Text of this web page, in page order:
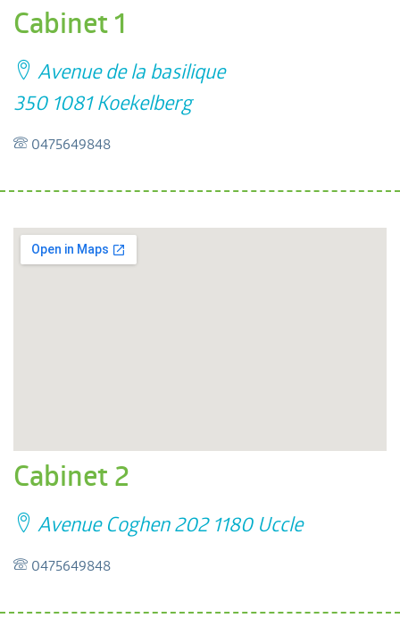
Cabinet 1
Avenue de la basilique
350 1081 Koekelberg
0475649848
Cabinet 2
Avenue Coghen 202 1180 Uccle
0475649848